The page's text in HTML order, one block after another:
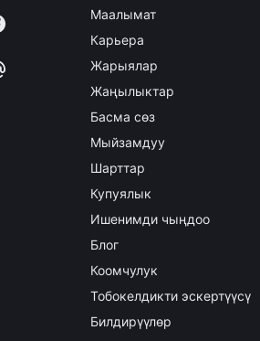
Маалымат
Карьера
Жарыялар
Жаңылыктар
Басма сөз
Мыйзамдуу
Шарттар
Купуялык
Ишенимди чыңдоо
Блог
Коомчулук
Тобокелдикти эскертүүсү
Билдирүүлөр